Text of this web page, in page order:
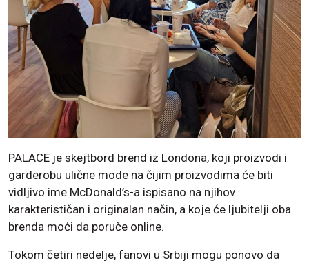
PALACE je skejtbord brend iz Londona, koji proizvodi i
garderobu ulične mode na čijim proizvodima će biti
vidljivo ime McDonald’s-a ispisano na njihov
karakterističan i originalan način, a koje će ljubitelji oba
brenda moći da poruče online.
Tokom četiri nedelje, fanovi u Srbiji mogu ponovo da